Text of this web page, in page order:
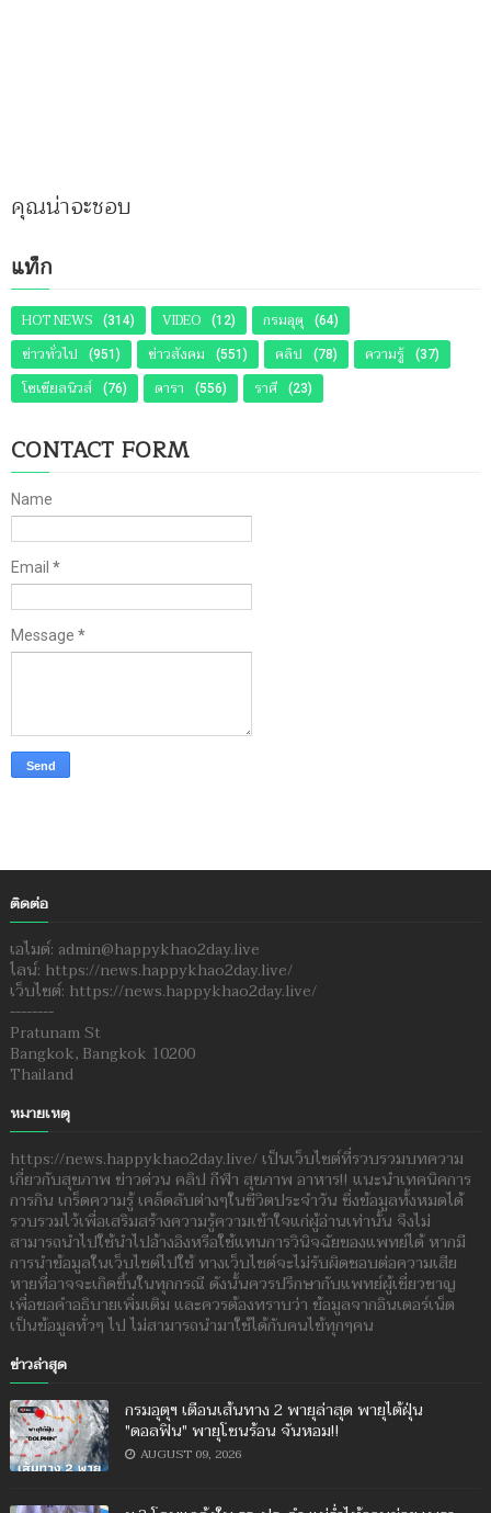
คุณน่าจะชอบ
แท็ก
HOT NEWS (314) VIDEO (12) กรมอุตุ (64)
ข่าวทั่วไป (951) ข่าวสังคม (551) คลิป (78) ความรู้ (37)
โซเชียลนิวส์ (76) ดารา (556) ราศี (23)
CONTACT FORM
Name
Email *
Message *
ติดต่อ
เอไมด์: admin@happykhao2day.live
ไลน์: https://news.happykhao2day.live/
เว็บไซต์: https://news.happykhao2day.live/
--------
Pratunam St
Bangkok, Bangkok 10200
Thailand
หมายเหตุ
https://news.happykhao2day.live/ เป็นเว็บไซต์ที่รวบรวมบทความ
เกี่ยวกับสุขภาพ ข่าวด่วน คลิป กีฬา สุขภาพ อาหาร!! แนะนำเทคนิคการ
การกิน เกร็ดความรู้ เคล็ดลับต่างๆในชีวิตประจำวัน ซึ่งข้อมูลทั้งหมดได้
รวบรวมไว้เพื่อเสริมสร้างความรู้ความเข้าใจแก่ผู้อ่านเท่านั้น จึงไม่
สามารถนำไปใช้นำไปอ้างอิงหรือใช้แทนการวินิจฉัยของแพทย์ได้ หากมี
การนำข้อมูลในเว็บไซต์ไปใช้ ทางเว็บไซต์จะไม่รับผิดชอบต่อความเสีย
หายที่อาจจะเกิดขึ้นในทุกกรณี ดังนั้นควรปรึกษากับแพทย์ผู้เชี่ยวชาญ
เพื่อขอคำอธิบายเพิ่มเติม และควรต้องทราบว่า ข้อมูลจากอินเตอร์เน็ต
เป็นข้อมูลทั่วๆ ไป ไม่สามารถนำมาใช้ได้กับคนไข้ทุกๆคน
ข่าวล่าสุด
กรมอุตุฯ เตือนเส้นทาง 2 พายุล่าสุด พายุไต้ฝุ่น
"ดอลฟิน" พายุโซนร้อน จันหอม!!
AUGUST 09, 2026